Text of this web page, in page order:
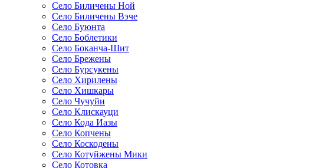
Село Биличены Ной
Село Биличены Вэче
Село Буюнта
Село Боблетики
Село Боканча-Шит
Село Брежены
Село Бурсукены
Село Хирилены
Село Хишкары
Село Чучуйи
Село Клискауци
Село Кода Иазы
Село Копчены
Село Коскодены
Село Котуйжены Мики
Село Котовка